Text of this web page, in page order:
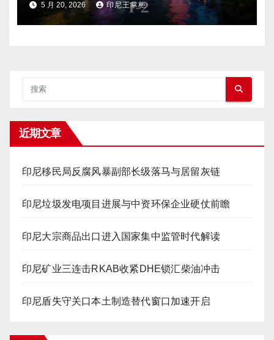
5 月 20, 2026 印尼王掌柜
近期文章
印尼移民局反腐风暴副部长级落马与居留灰链
印尼垃圾发电项目进展与中资环保企业硬仗前瞻
印尼大宗商品出口进入国家集中监管时代解读
印尼矿业三连击RKAB收紧DHE锁汇柴油冲击
印尼盾失守关口本土制造替代窗口加速开启